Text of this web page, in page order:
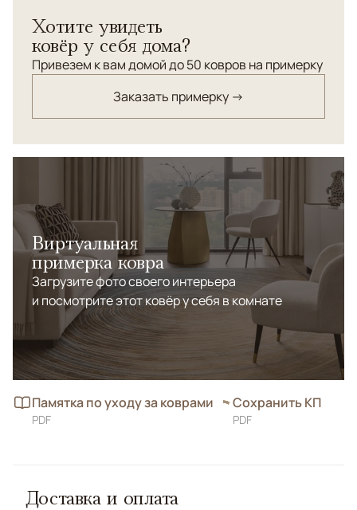
использованием узелковых нитей веретенной крутки.
Хотите увидеть
ковёр у себя дома?
Привезем к вам домой до 50 ковров на примерку
Заказать примерку →
Виртуальная
примерка ковра
Загрузите фото своего интерьера
и посмотрите этот ковёр у себя в комнате
Памятка по уходу за коврами
PDF
Сохранить КП
PDF
Доставка и оплата